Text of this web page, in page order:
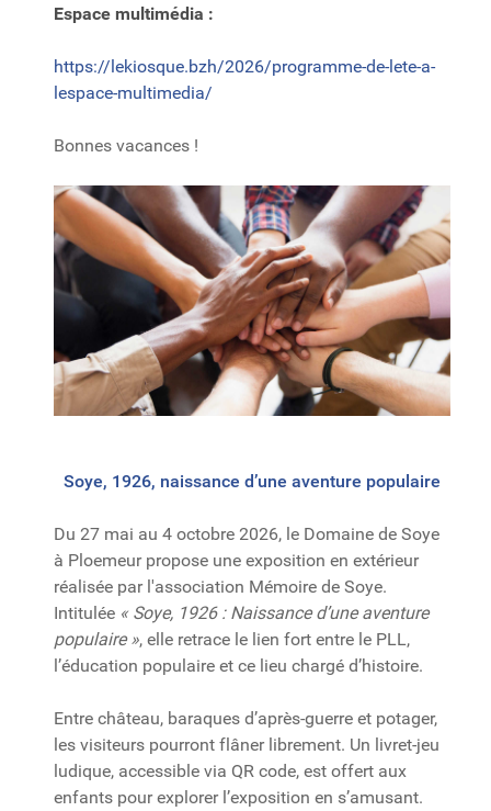
Espace multimédia :
https://lekiosque.bzh/2026/programme-de-lete-a-
lespace-multimedia/
Bonnes vacances !
Soye, 1926, naissance d’une aventure populaire
Du 27 mai au 4 octobre 2026, le Domaine de Soye
à Ploemeur propose une exposition en extérieur
réalisée par l'association Mémoire de Soye.
Intitulée « Soye, 1926 : Naissance d’une aventure
populaire », elle retrace le lien fort entre le PLL,
l’éducation populaire et ce lieu chargé d’histoire.
Entre château, baraques d’après-guerre et potager,
les visiteurs pourront flâner librement. Un livret-jeu
ludique, accessible via QR code, est offert aux
enfants pour explorer l’exposition en s’amusant.